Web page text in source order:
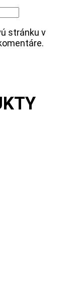
stránku v